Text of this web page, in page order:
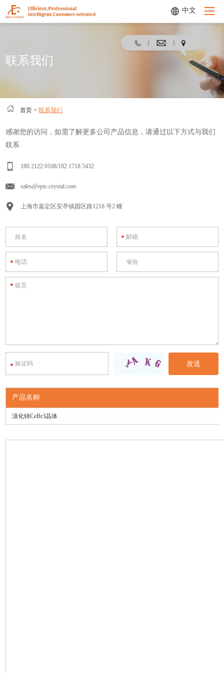
关于我们
公司动态
中文
联系我们
首页 >联系我们
感谢您的访问，如需了解更多公司产品信息，请通过以下方式与我们
联系
180 2122 0108/182 1718 5432
sales@epic-crystal.com
上海市嘉定区安亭镇园区路1218 号2 幢
产品名称
溴化铈CeBr3晶体